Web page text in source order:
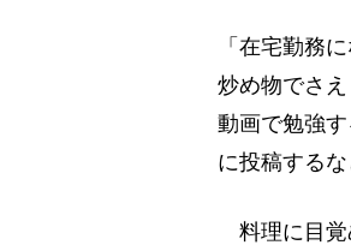
「在宅勤務
炒め物でさ
動画で勉強
に投稿する
料理に目覚